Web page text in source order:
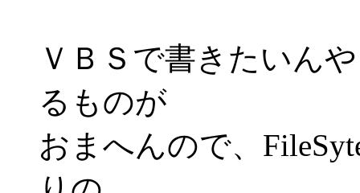
ＶＢＳで書きたいん
るものが
おまへんので、